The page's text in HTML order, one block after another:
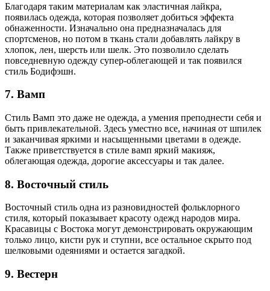
Благодаря таким материалам как эластичная лайкра,
появилась одежда, которая позволяет добиться эффекта
обнаженности. Изначально она предназначалась для
спортсменов, но потом в ткань стали добавлять лайкру в
хлопок, лен, шерсть или шелк. Это позволило сделать
повседневную одежду супер-облегающей и так появился
стиль Бодифэшн.
7. Вамп
Стиль Вамп это даже не одежда, а умения преподнести себя и
быть привлекательной. Здесь уместно все, начиная от шпилек
и заканчивая яркими и насыщенными цветами в одежде.
Также приветствуется в стиле вамп яркий макияж,
облегающая одежда, дорогие аксессуары и так далее.
8. Восточный стиль
Восточный стиль одна из разновидностей фольклорного
стиля, который показывает красоту одежд народов мира.
Красавицы с Востока могут демонстрировать окружающим
только лицо, кисти рук и ступни, все остальное скрыто под
шелковыми одеяниями и остается загадкой.
9. Вестерн